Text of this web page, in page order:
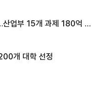
업부 15개 과제 180억 지
개 대학 선정